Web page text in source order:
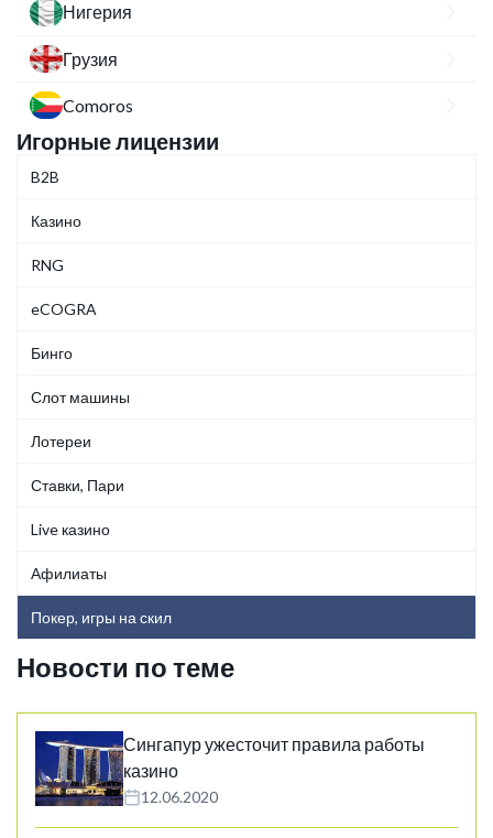
Нигерия
Грузия
Comoros
Игорные лицензии
B2B
Казино
RNG
eCOGRA
Бинго
Слот машины
Лотереи
Ставки, Пари
Live казино
Афилиаты
Покер, игры на скил
Новости по теме
Сингапур ужесточит правила работы
казино
12.06.2020